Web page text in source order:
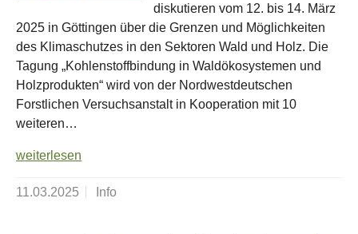
diskutieren vom 12. bis 14. März
2025 in Göttingen über die Grenzen und Möglichkeiten
des Klimaschutzes in den Sektoren Wald und Holz. Die
Tagung „Kohlenstoffbindung in Waldökosystemen und
Holzprodukten“ wird von der Nordwestdeutschen
Forstlichen Versuchsanstalt in Kooperation mit 10
weiteren…
weiterlesen
11.03.2025 Info